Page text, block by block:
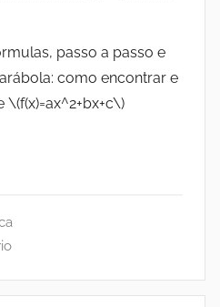
passo a passo e
como encontrar e
\(f(x)=ax^2+bx+c\)